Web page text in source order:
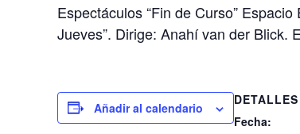
Espectáculos “Fin de Curso”
Jueves”. Dirige: Anahí van der Blick.
Añadir al calendario
DETALLES
Fecha: